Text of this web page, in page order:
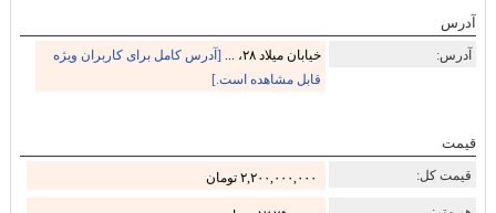
آدرس
آدرس: خیابان میلاد ۲۸، ...
[آدرس کامل برای کاربران ویژه
قابل مشاهده است.]
قیمت
قیمت کل: ۲,۲۰۰,۰۰۰,۰۰۰ تومان